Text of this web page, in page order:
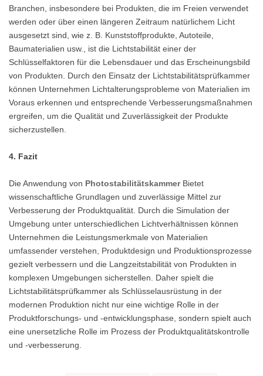
Branchen, insbesondere bei Produkten, die im Freien verwendet
werden oder über einen längeren Zeitraum natürlichem Licht
ausgesetzt sind, wie z. B. Kunststoffprodukte, Autoteile,
Baumaterialien usw., ist die Lichtstabilität einer der
Schlüsselfaktoren für die Lebensdauer und das Erscheinungsbild
von Produkten. Durch den Einsatz der Lichtstabilitätsprüfkammer
können Unternehmen Lichtalterungsprobleme von Materialien im
Voraus erkennen und entsprechende Verbesserungsmaßnahmen
ergreifen, um die Qualität und Zuverlässigkeit der Produkte
sicherzustellen.
4. Fazit
Die Anwendung von PhotostabilitätskammerBietet
wissenschaftliche Grundlagen und zuverlässige Mittel zur
Verbesserung der Produktqualität. Durch die Simulation der
Umgebung unter unterschiedlichen Lichtverhältnissen können
Unternehmen die Leistungsmerkmale von Materialien
umfassender verstehen, Produktdesign und Produktionsprozesse
gezielt verbessern und die Langzeitstabilität von Produkten in
komplexen Umgebungen sicherstellen. Daher spielt die
Lichtstabilitätsprüfkammer als Schlüsselausrüstung in der
modernen Produktion nicht nur eine wichtige Rolle in der
Produktforschungs- und -entwicklungsphase, sondern spielt auch
eine unersetzliche Rolle im Prozess der Produktqualitätskontrolle
und -verbesserung.